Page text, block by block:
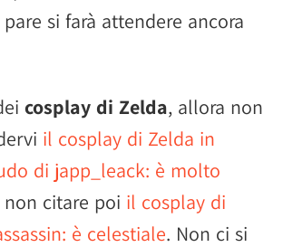
si farà attendere ancora
cosplay di Zelda, allora non
il cosplay di Zelda in
di japp_leack: è molto
non citare poi il cosplay di
è celestiale. Non ci si